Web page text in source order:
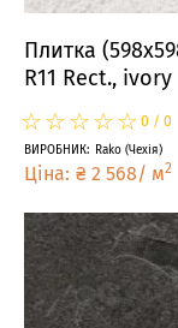
Плитка
R11 Rect., ivory
☆
★☆
★☆
★☆
★☆
★ 0 / 0
ВИРОБНИК: Rako (Чехія)
Ціна: ₴ 2 568/ м2